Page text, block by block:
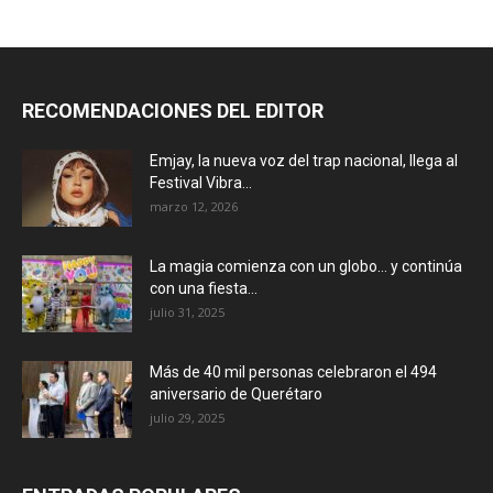
RECOMENDACIONES DEL EDITOR
Emjay, la nueva voz del trap nacional, llega al
Festival Vibra...
marzo 12, 2026
La magia comienza con un globo… y continúa
con una fiesta...
julio 31, 2025
Más de 40 mil personas celebraron el 494
aniversario de Querétaro
julio 29, 2025